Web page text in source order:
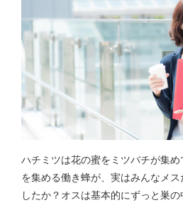
ハチミツは花の蜜をミツバチが集
を集める働き蜂が、実はみんなメ
したか？オスは基本的にずっと巣